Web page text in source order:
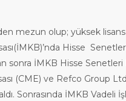
mezun olup; yüksek lisans
Hisse
İMKB Hisse Senetleri
(CME) ve Refco Group
Sonrasında İMKB Vadeli